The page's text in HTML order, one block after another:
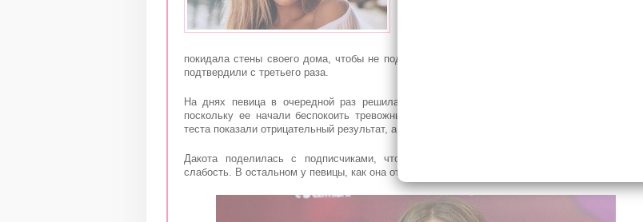
покидала стены своего дома, чтобы не подвергать опасности окружающих. Инфекцию у нее
подтвердили с третьего раза.
На днях певица в очередной раз решила пройти тестирование на наличие коронавируса,
поскольку ее начали беспокоить тревожные симптомы. Она сдала 3 разных анализа. Два
теста показали отрицательный результат, а другой – положительный.
Дакота поделилась с подписчиками, что у нее практически нет обоняния, ощущается
слабость. В остальном у певицы, как она отметила, все нормально.